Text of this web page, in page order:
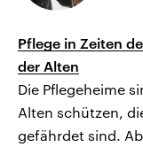
Pflege in Zeiten
der Alten
Die Pflegeheime
Alten schützen,
gefährdet sind.